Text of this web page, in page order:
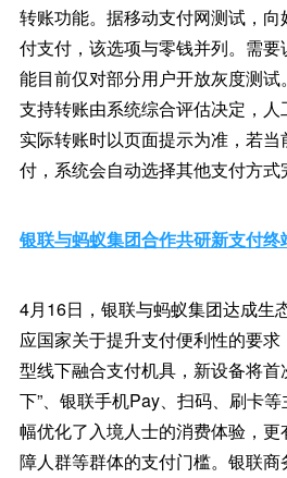
转账功能。据移动支付网测试，
付支付，该选项与零钱并列。需
能目前仅对部分用户开放灰度测
支持转账由系统综合评估决定，
实际转账时以页面提示为准，若
付，系统会自动选择其他支付方式
银联与蚂蚁集团合作共研新支付终
4月16日，银联与蚂蚁集团达成生
应国家关于提升支付便利性的要
型线下融合支付机具，新设备将首
下”、银联手机Pay、扫码、刷卡
幅优化了入境人士的消费体验，
障人群等群体的支付门槛。银联